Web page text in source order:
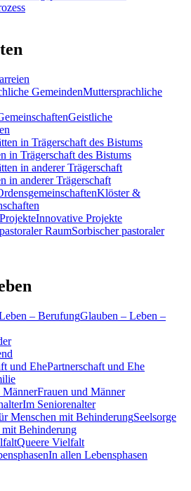
Muttersprachliche
Geistliche
in Trägerschaft des Bistums
in anderer Trägerschaft
Klöster &
Innovative Projekte
Sorbischer pastoraler
Glauben – Leben –
Partnerschaft und Ehe
Frauen und Männer
Im Seniorenalter
Seelsorge
Behinderung
Queere Vielfalt
In allen Lebensphasen